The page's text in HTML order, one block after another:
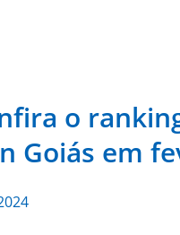
o
Goiás em